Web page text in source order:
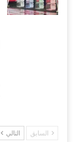
السابق التالي